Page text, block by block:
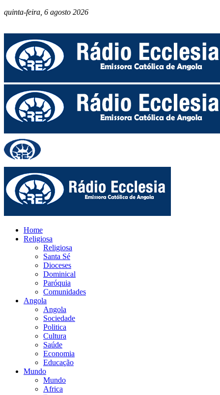
quinta-feira, 6 agosto 2026
Home
Religiosa
Religiosa
Santa Sé
Dioceses
Dominical
Paróquia
Comunidades
Angola
Angola
Sociedade
Politica
Cultura
Saúde
Economia
Educação
Mundo
Mundo
Africa